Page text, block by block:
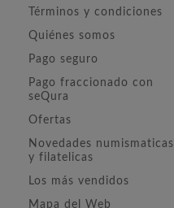
Términos y condiciones
Quiénes somos
Pago seguro
Pago fraccionado con
seQura
Ofertas
Novedades numismaticas
y filatelicas
Los más vendidos
Mapa del Web